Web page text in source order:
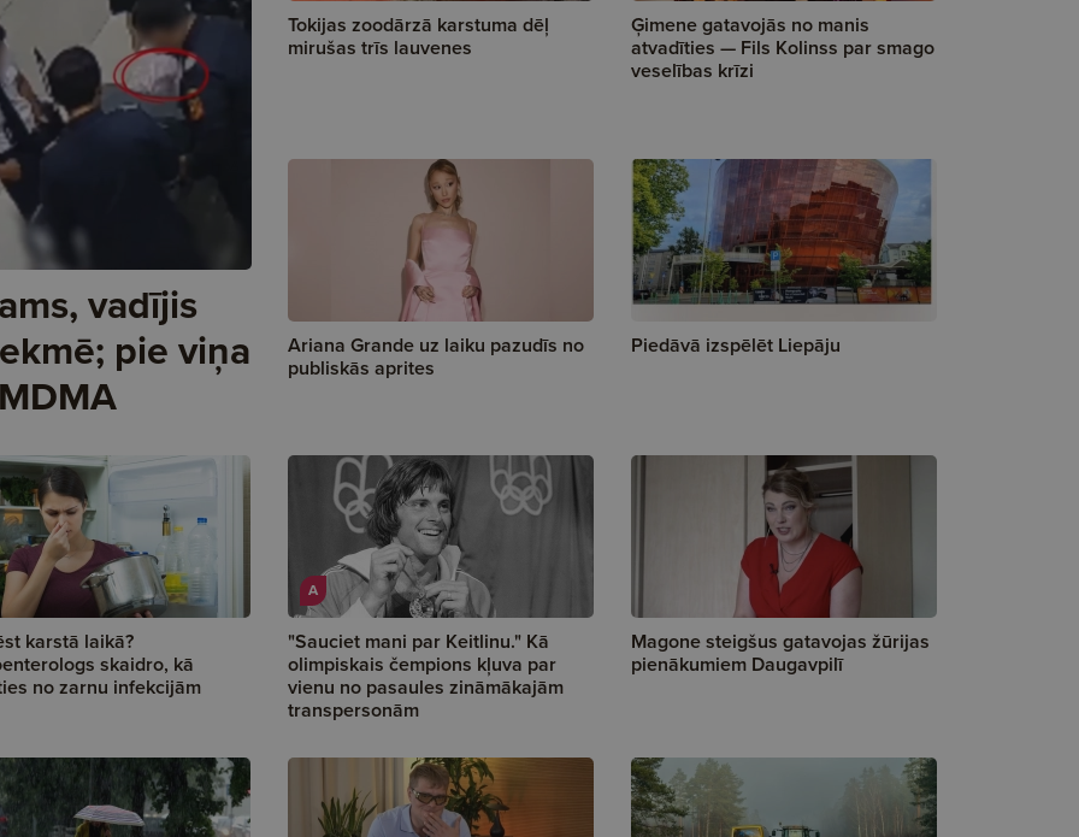
vadījis
pie viņa
Tokijas zoodārzā karstuma dēļ
mirušas trīs lauvenes
Ģimene gatavojās no manis
atvadīties — Fils Kolinss par smago
veselības krīzi
Ariana Grande uz laiku pazudīs no
publiskās aprites
Piedāvā izspēlēt Liepāju
karstā laikā?
skaidro, kā
no zarnu infekcijām
A
"Sauciet mani par Keitlinu." Kā
olimpiskais čempions kļuva par
vienu no pasaules zināmākajām
transpersonām
Magone steigšus gatavojas žūrijas
pienākumiem Daugavpilī